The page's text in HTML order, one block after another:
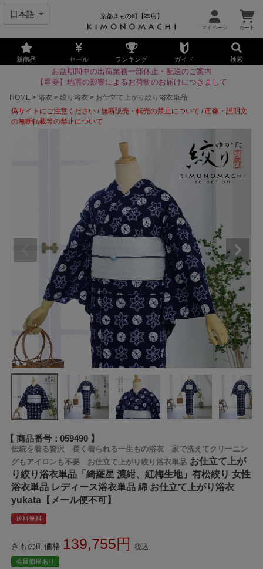
京都きもの町【本店】
新商品 セール ランキング ガイド 検索
お盆期間中の出荷業務一部休止・配送のご案内
【重要】地震の影響によるお荷物のお届けにつきまして
HOME
浴衣 絞り浴衣
お仕立て上がり絞り浴衣単品
偽サイトにご注意ください /無断販売・転売の禁止について /画像・説明文
の無断転載等の禁止について
商品番号 059490
伝統を着る贅沢 長く着られる一生もの浴衣 家で洗えてクリーニン
グもアイロンも不要 お仕立て上がり絞り浴衣単品 お仕立て上が
り絞り浴衣単品「綺羅星 濃紺、紅梅生地」有松絞り 女性
浴衣単品 レディース浴衣単品 綿 お仕立て上がり浴衣
yukata【メール便不可】
送料無料
きもの町価格 139,755 税込
会員価格あり